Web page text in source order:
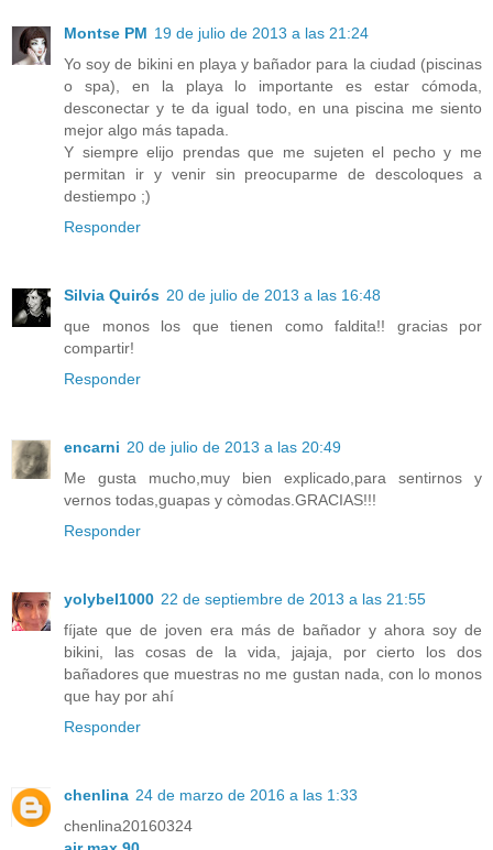
Montse PM 19 de julio de 2013 a las 21:24
Yo soy de bikini en playa y bañador para la ciudad (piscinas
o spa), en la playa lo importante es estar cómoda,
desconectar y te da igual todo, en una piscina me siento
mejor algo más tapada.
Y siempre elijo prendas que me sujeten el pecho y me
permitan ir y venir sin preocuparme de descoloques a
destiempo ;)
Responder
Silvia Quirós 20 de julio de 2013 a las 16:48
que monos los que tienen como faldita!! gracias por
compartir!
Responder
encarni 20 de julio de 2013 a las 20:49
Me gusta mucho,muy bien explicado,para sentirnos y
vernos todas,guapas y còmodas.GRACIAS!!!
Responder
yolybel1000 22 de septiembre de 2013 a las 21:55
fíjate que de joven era más de bañador y ahora soy de
bikini, las cosas de la vida, jajaja, por cierto los dos
bañadores que muestras no me gustan nada, con lo monos
que hay por ahí
Responder
chenlina 24 de marzo de 2016 a las 1:33
chenlina20160324